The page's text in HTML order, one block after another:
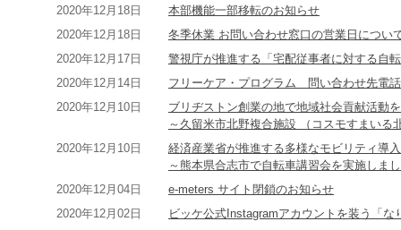
2020年12月18日
本部機能一部移転のお知らせ
2020年12月18日
冬季休業 お問い合わせ窓口の営業日につい
2020年12月17日
警視庁が推進する「宅配従事者に対する自
2020年12月14日
フリーケア・プログラム 問い合わせ先電
2020年12月10日
ブリヂストン創業の地で地域社会貢献活動
～久留米市北野複合施設 （コスモすまいる
2020年12月10日
経済産業省が推進する多様なモビリティ導
～熊本県合志市で自転車講習会を実施しま
2020年12月04日
e-meters サイト閉鎖のお知らせ
2020年12月02日
ビッケ公式Instagramアカウントを装う「